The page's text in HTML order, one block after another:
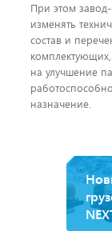
При этом
изменять
состав и
на улучшение
назначение.